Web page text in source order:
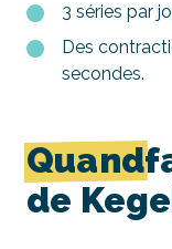
3 séries par
Des
secondes.
Quand
de